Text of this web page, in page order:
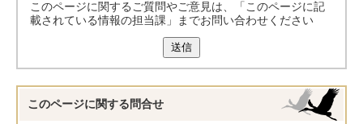
このページに関するご質問やご意見は、「このページに記
載されている情報の担当課」までお問い合わせください
送信
このページに関する 問合せ